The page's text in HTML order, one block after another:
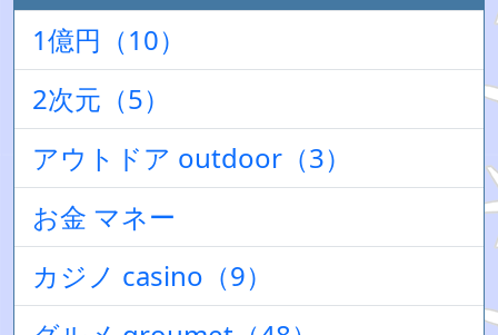
1億円（10）
2次元（5）
アウトドア outdoor（3）
お金 マネー
カジノ casino（9）